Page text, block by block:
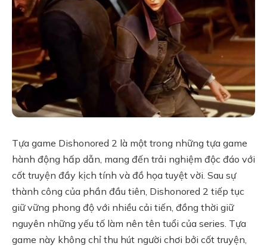
Tựa game Dishonored 2 là một trong những tựa game
hành động hấp dẫn, mang đến trải nghiệm độc đáo với
cốt truyện đầy kịch tính và đồ họa tuyệt vời. Sau sự
thành công của phần đầu tiên, Dishonored 2 tiếp tục
giữ vững phong độ với nhiều cải tiến, đồng thời giữ
nguyên những yếu tố làm nên tên tuổi của series. Tựa
game này không chỉ thu hút người chơi bởi cốt truyện,